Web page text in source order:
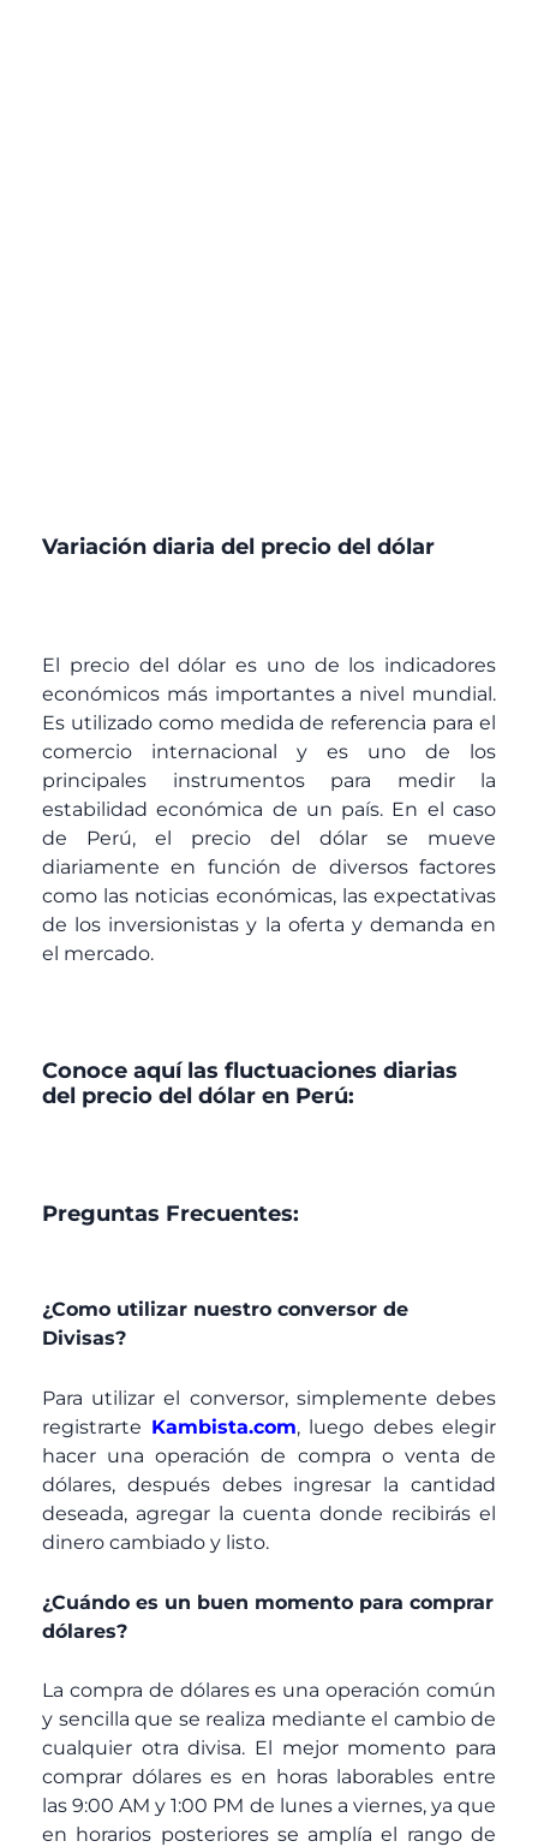
Variación diaria del precio del dólar
El precio del dólar es uno de los indicadores
económicos más importantes a nivel mundial.
Es utilizado como medida de referencia para el
comercio internacional y es uno de los
principales instrumentos para medir la
estabilidad económica de un país. En el caso
de Perú, el precio del dólar se mueve
diariamente en función de diversos factores
como las noticias económicas, las expectativas
de los inversionistas y la oferta y demanda en
el mercado.
Conoce aquí las fluctuaciones diarias
del precio del dólar en Perú:
Preguntas Frecuentes:
¿Como utilizar nuestro conversor de
Divisas?
Para utilizar el conversor, simplemente debes
registrarte Kambista.com, luego debes elegir
hacer una operación de compra o venta de
dólares, después debes ingresar la cantidad
deseada, agregar la cuenta donde recibirás el
dinero cambiado y listo.
¿Cuándo es un buen momento para comprar
dólares?
La compra de dólares es una operación común
y sencilla que se realiza mediante el cambio de
cualquier otra divisa. El mejor momento para
comprar dólares es en horas laborables entre
las 9:00 AM y 1:00 PM de lunes a viernes, ya que
en horarios posteriores se amplía el rango de